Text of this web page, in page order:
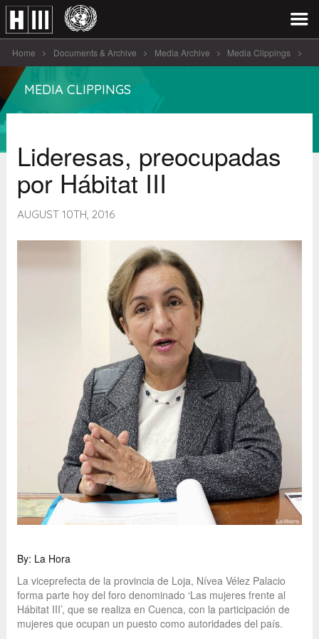
Home Documents & Archive Media Archive Media Clippings
Lideresas, preocupadas por Hábitat III
MEDIA CLIPPINGS
Lideresas, preocupadas
por Hábitat III
AUGUST 10TH, 2016
By: La Hora
La viceprefecta de la provincia de Loja, Nívea Vélez Palacio
forma parte hoy del foro denominado ‘Las mujeres frente al
Hábitat III’, que se realiza en Cuenca, con la participación de
mujeres que ocupan un puesto como autoridades del país.